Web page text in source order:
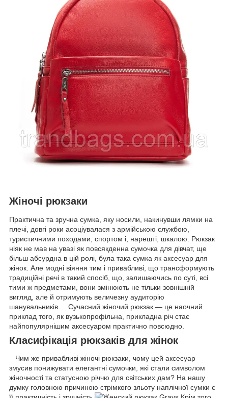
Жіночі рюкзаки
Практична та зручна сумка, яку носили, накинувши лямки на
плечі, довгі роки асоціувалася з армійською службою,
туристичними походами, спортом і, нарешті, шкалою. Рюкзак
ніяк не мав на увазі як повсякденна сумочка для дівчат, ще
більш абсурдна в цій ролі, була така сумка як аксесуар для
жінок. Але модні віяння тим і привабливі, що трансформують
традиційні речі в такий спосіб, що, залишаючись по суті, всі
тими ж предметами, вони змінюють не тільки зовнішній
вигляд, але й отримують величезну аудиторію
шанувальників. Сучасний жіночий рюкзак — це наочний
приклад того, як вузькопрофільна, прикладна річ стає
найпопулярнішим аксесуаром практично повсюдно.
Класифікація рюкзаків для жінок
Чим же привабливі жіночі рюкзаки, чому цей аксесуар
змусив понижувати елегантні сумочки, які стали символом
жіночності та статусною річчю для світських дам? На нашу
думку головною причиною стрімкого зльоту наплічної сумки є